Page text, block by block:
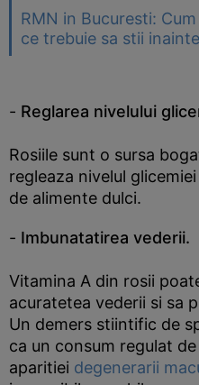
RMN in Bucuresti:
ce trebuie sa stii
- Reglarea nivelului
Rosiile sunt o sursa
regleaza nivelul
de alimente dulci.
- Imbunatatirea vederii.
Vitamina A din rosii
acuratetea vederii si sa
Un demers stiintific de
ca un consum regulat
aparitiei degenerarii